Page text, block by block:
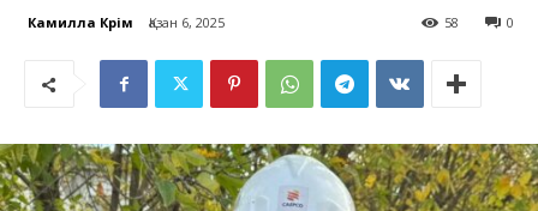
Камилла Кәрім Қазан 6, 2025 0
58